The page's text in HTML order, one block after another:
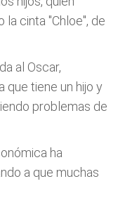
cinta "Chloe", de
al Oscar,
que tiene un hijo y
problemas de
ha
a que muchas